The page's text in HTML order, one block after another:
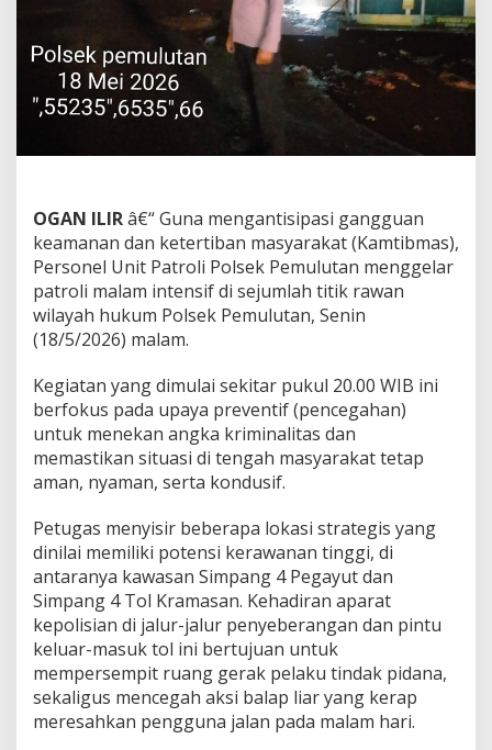
y
a
h
,
P
k
P
e
m
u
l
t
n
I
n
t
e
n
i
k
a
n
P
a
t
r
o
l
OGAN ILIRâ€“ Guna mengantisipasi gangguan
keamanan dan ketertiban masyarakat (Kamtibmas),
Personel Unit Patroli Polsek Pemulutan menggelar
patroli malam intensif di sejumlah titik rawan
wilayah hukum Polsek Pemulutan, Senin
(18/5/2026) malam.
Kegiatan yang dimulai sekitar pukul 20.00 WIB ini
berfokus pada upaya preventif (pencegahan)
untuk menekan angka kriminalitas dan
memastikan situasi di tengah masyarakat tetap
aman, nyaman, serta kondusif.
Petugas menyisir beberapa lokasi strategis yang
dinilai memiliki potensi kerawanan tinggi, di
antaranya kawasan Simpang 4 Pegayut dan
Simpang 4 Tol Kramasan. Kehadiran aparat
kepolisian di jalur-jalur penyeberangan dan pintu
keluar-masuk tol ini bertujuan untuk
mempersempit ruang gerak pelaku tindak pidana,
sekaligus mencegah aksi balap liar yang kerap
meresahkan pengguna jalan pada malam hari.